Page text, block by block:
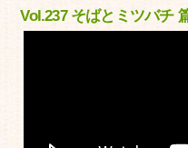
Vol.237 そばとミツバチ